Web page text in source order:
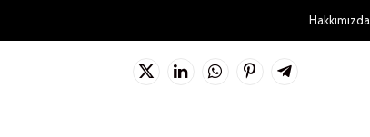
Hakkımızda
X
LinkedInWhatsAppPinterest'in
Telgraf